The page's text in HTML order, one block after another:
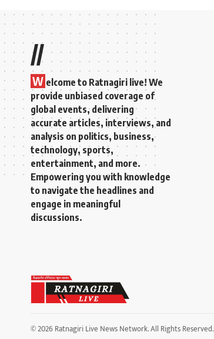
//
W elcome to Ratnagiri live! We
provide unbiased coverage of
global events, delivering
accurate articles, interviews, and
analysis on politics, business,
technology, sports,
entertainment, and more.
Empowering you with knowledge
to navigate the headlines and
engage in meaningful
discussions.
© 2026 Ratnagiri Live News Network. All Rights Reserved.